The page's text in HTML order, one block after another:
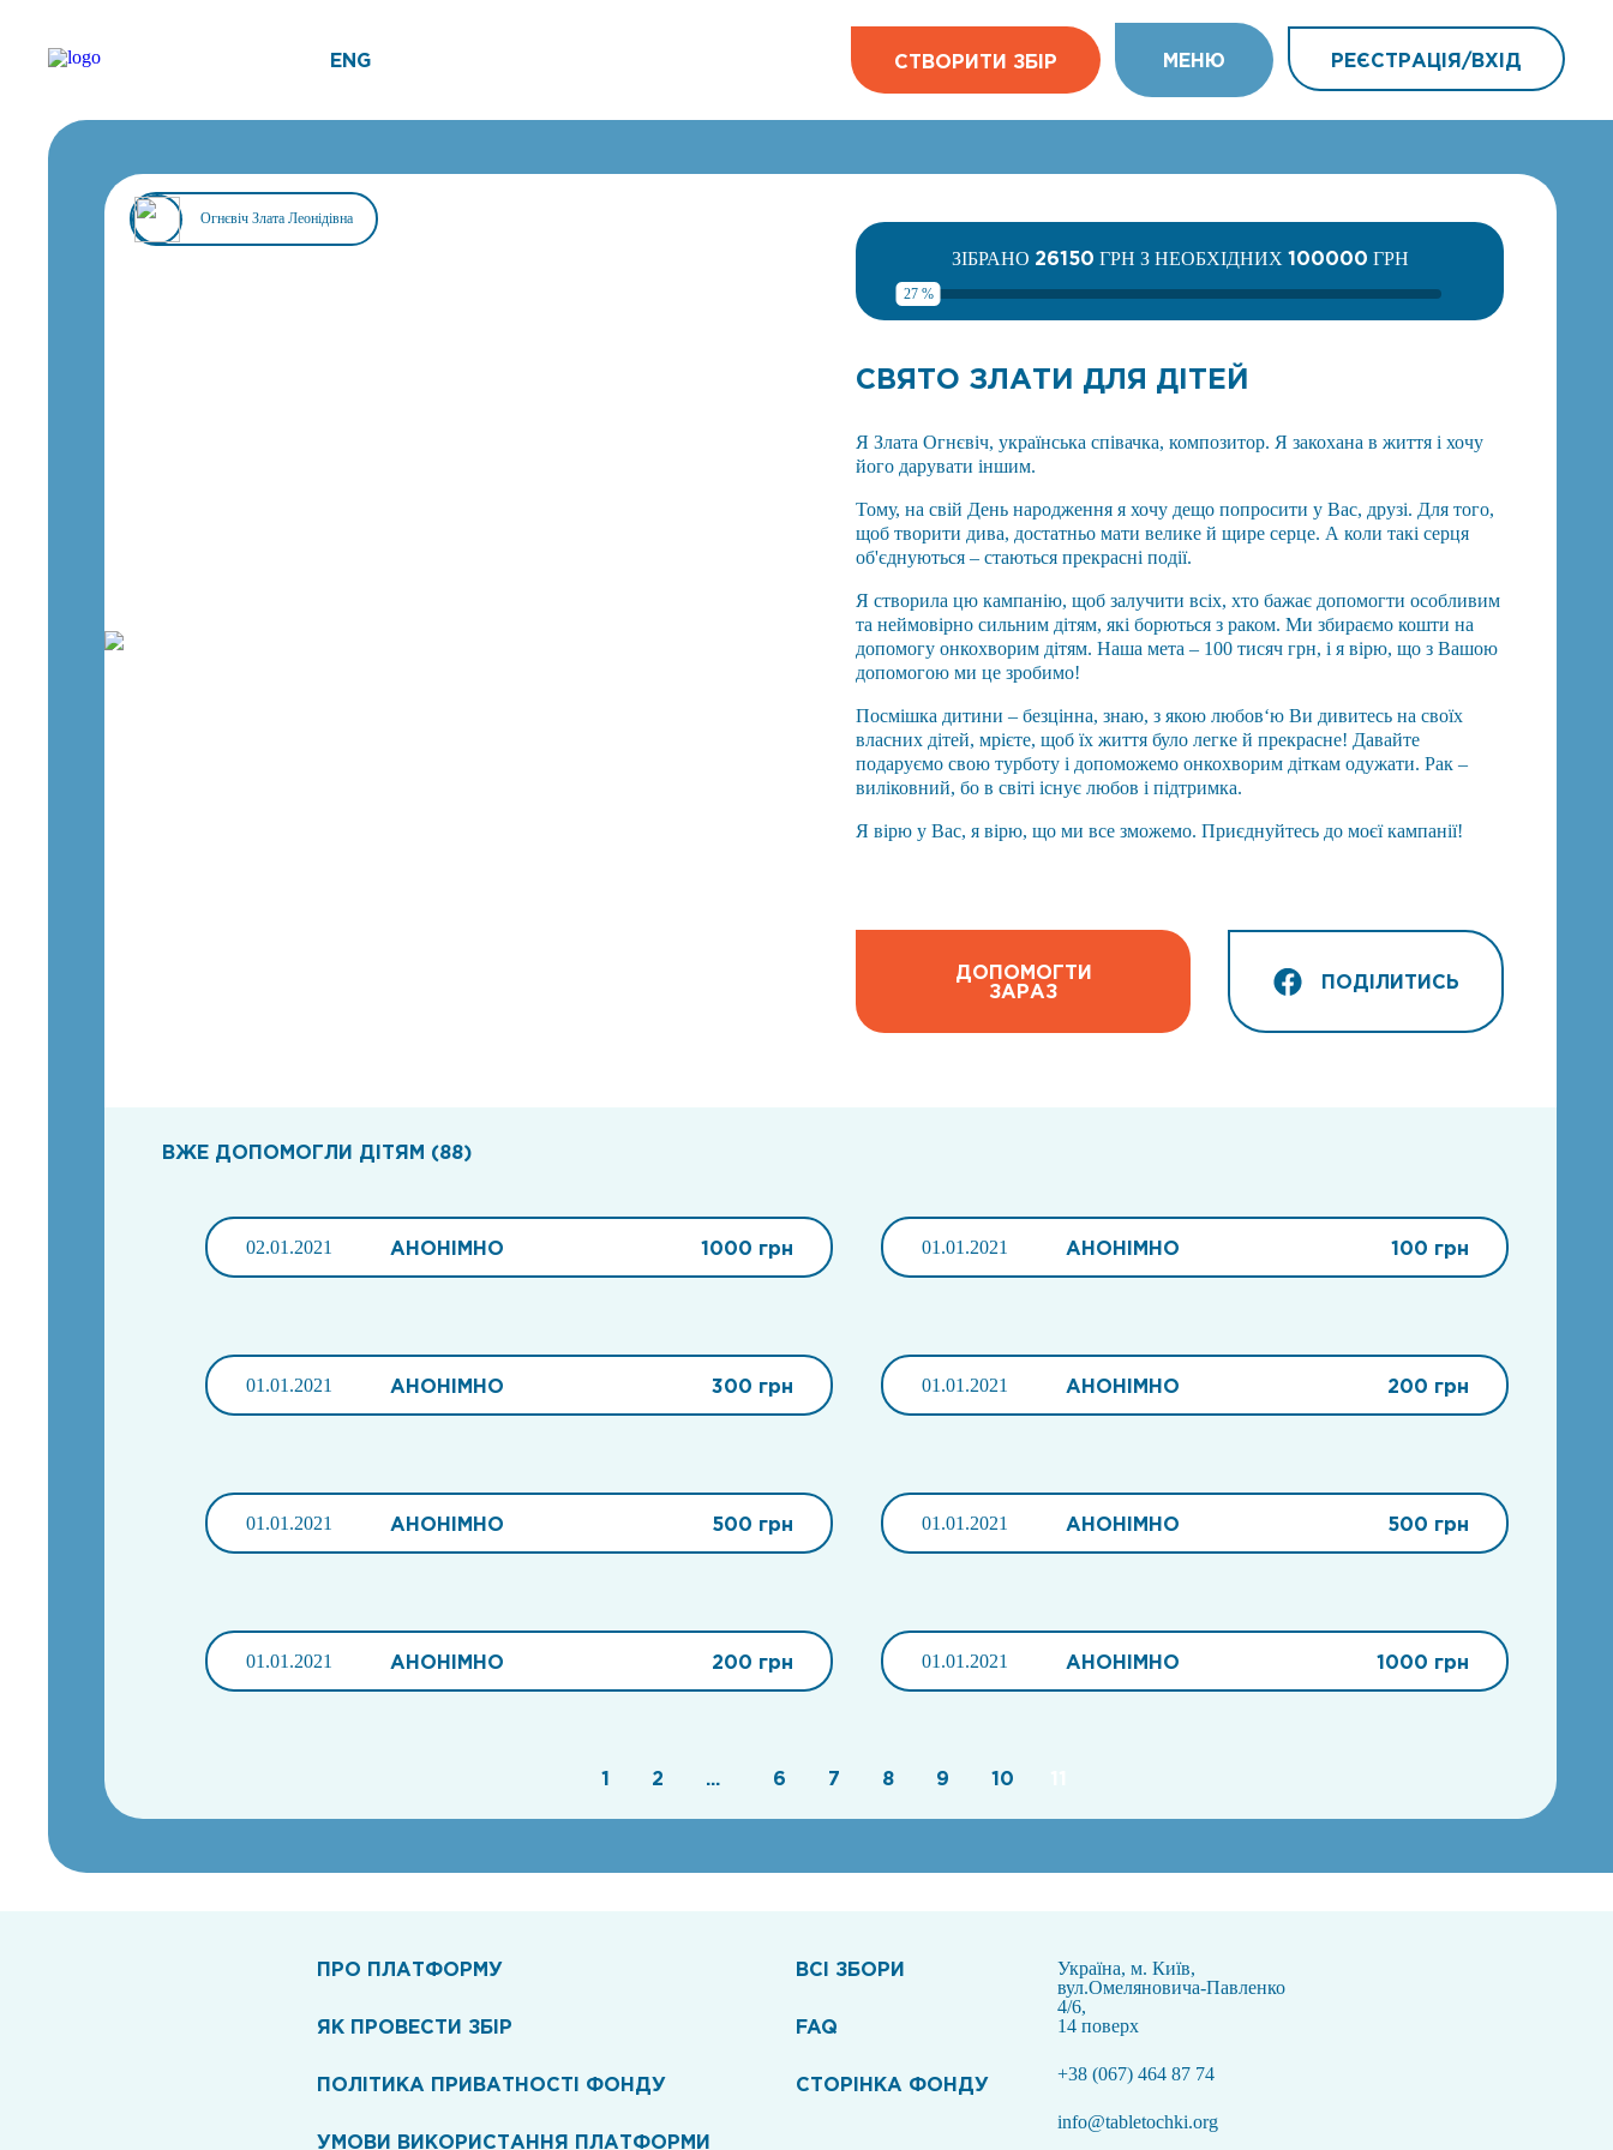
ENG СТВОРИТИ ЗБІР МEНЮ РЕЄСТРАЦІЯ/ВХIД
Огнєвіч Злата Леонідівна
ЗІБРАНО 26150 ГРН З НЕОБХІДНИХ 100000 ГРН
27 %
СВЯТО ЗЛАТИ ДЛЯ ДІТЕЙ
Я Злата Огнєвіч, українська співачка, композитор. Я закохана в життя і хочу
його дарувати іншим.
Тому, на свій День народження я хочу дещо попросити у Вас, друзі. Для того,
щоб творити дива, достатньо мати велике й щире серце. А коли такі серця
об'єднуються – стаються прекрасні події.
Я створила цю кампанію, щоб залучити всіх, хто бажає допомогти особливим
та неймовірно сильним дітям, які борються з раком. Ми збираємо кошти на
допомогу онкохворим дітям. Наша мета – 100 тисяч грн, і я вірю, що з Вашою
допомогою ми це зробимо!
Посмішка дитини – безцінна, знаю, з якою любов‘ю Ви дивитесь на своїх
власних дітей, мрієте, щоб їх життя було легке й прекрасне! Давайте
подаруємо свою турботу і допоможемо онкохворим діткам одужати. Рак –
виліковний, бо в світі існує любов і підтримка.
Я вірю у Вас, я вірю, що ми все зможемо. Приєднуйтесь до моєї кампанії!
ДОПОМОГТИ
ЗАРАЗ
ПОДІЛИТИСЬ
ВЖЕ ДОПОМОГЛИ ДІТЯМ (88)
02.01.2021 АНОНІМНО 1000 грн 01.01.2021 АНОНІМНО 100 грн
01.01.2021 АНОНІМНО 300 грн 01.01.2021 АНОНІМНО 200 грн
01.01.2021 АНОНІМНО 500 грн 01.01.2021 АНОНІМНО 500 грн
01.01.2021 АНОНІМНО 200 грн 01.01.2021 АНОНІМНО 1000 грн
1 2 ... 6 7 8 9 10
ПРО ПЛАТФОРМУ
ЯК ПРОВЕСТИ ЗБІР
ПОЛІТИКА ПРИВАТНОСТІ ФОНДУ
УМОВИ ВИКОРИСТАННЯ ПЛАТФОРМИ
ВСI ЗБОРИ
FAQ
СТОРІНКА ФОНДУ
Україна, м. Київ,
вул.Омеляновича-Павленко
4/6,
14 поверх
+38 (067) 464 87 74
info@tabletochki.org